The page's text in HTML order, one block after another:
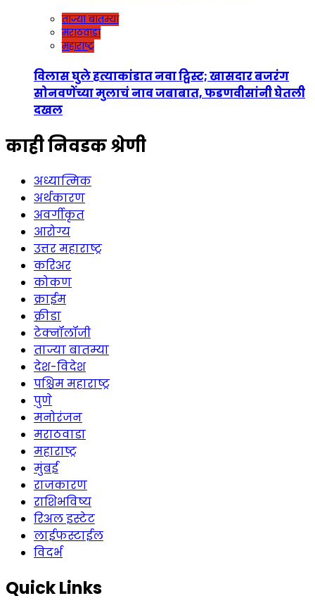
ताज्या बातम्या
मराठवाडा
महाराष्ट्र
विलास घुले हत्याकांडात नवा ट्विस्ट; खासदार बजरंग
सोनवणेंच्या मुलाचं नाव जबाबात, फडणवीसांनी घेतली
दखल
काही निवडक श्रेणी
अध्यात्मिक
अर्थकारण
अवर्गीकृत
आरोग्य
उत्तर महाराष्ट्र
करिअर
कोकण
क्राईम
क्रीडा
टेक्नॉलॉजी
ताज्या बातम्या
देश-विदेश
पश्चिम महाराष्ट्र
पुणे
मनोरंजन
मराठवाडा
महाराष्ट्र
मुंबई
राजकारण
राशिभविष्य
रिअल इस्टेट
लाईफस्टाईल
विदर्भ
Quick Links